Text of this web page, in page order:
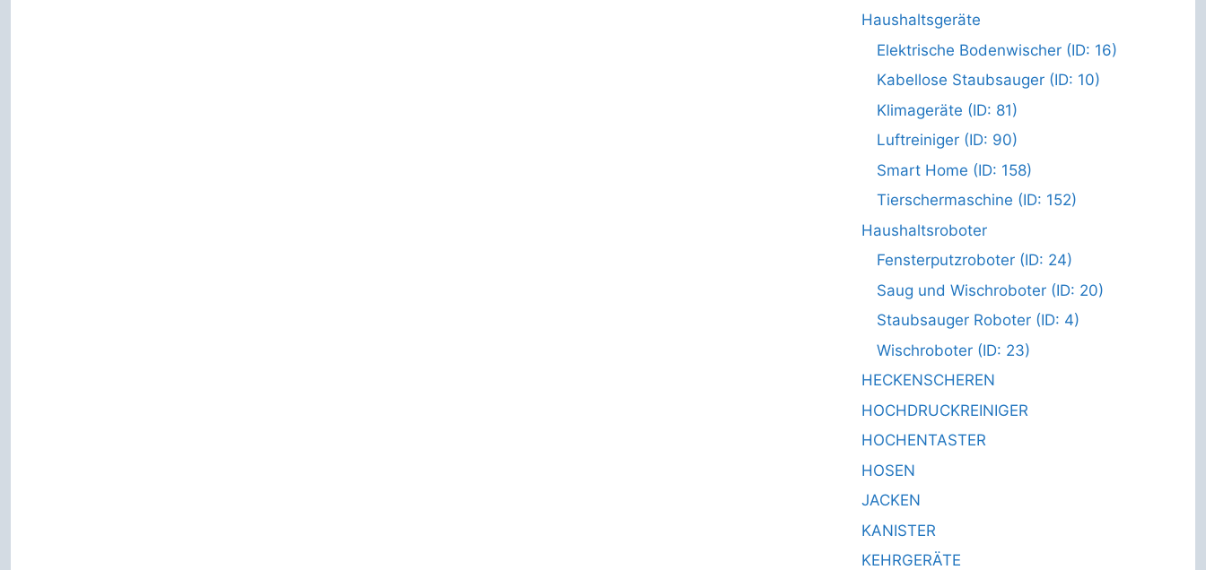
Haushaltsgeräte
Elektrische Bodenwischer (ID: 16)
Kabellose Staubsauger (ID: 10)
Klimageräte (ID: 81)
Luftreiniger (ID: 90)
Smart Home (ID: 158)
Tierschermaschine (ID: 152)
Haushaltsroboter
Fensterputzroboter (ID: 24)
Saug und Wischroboter (ID: 20)
Staubsauger Roboter (ID: 4)
Wischroboter (ID: 23)
HECKENSCHEREN
HOCHDRUCKREINIGER
HOCHENTASTER
HOSEN
JACKEN
KANISTER
KEHRGERÄTE